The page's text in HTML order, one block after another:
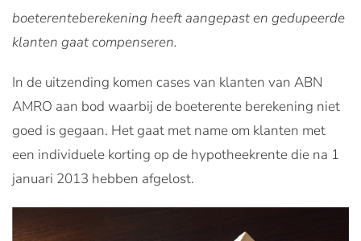
boeterenteberekening heeft aangepast en gedupeerde
klanten gaat compenseren.
In de uitzending komen cases van klanten van ABN
AMRO aan bod waarbij de boeterente berekening niet
goed is gegaan. Het gaat met name om klanten met
een individuele korting op de hypotheekrente die na 1
januari 2013 hebben afgelost.